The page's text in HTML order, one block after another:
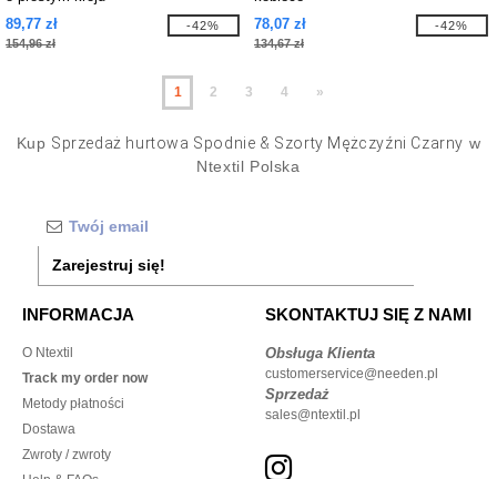
89,77 zł
154,96 zł
-42%
78,07 zł
134,67 zł
-42%
1 2 3 4 »
Kup Sprzedaż hurtowa Spodnie & Szorty Mężczyźni Czarny w
Ntextil Polska
Zarejestruj się!
INFORMACJA
O Ntextil
Track my order now
Metody płatności
Dostawa
Zwroty / zwroty
SKONTAKTUJ SIĘ Z NAMI
Obsługa Klienta
customerservice@needen.pl
Sprzedaż
sales@ntextil.pl